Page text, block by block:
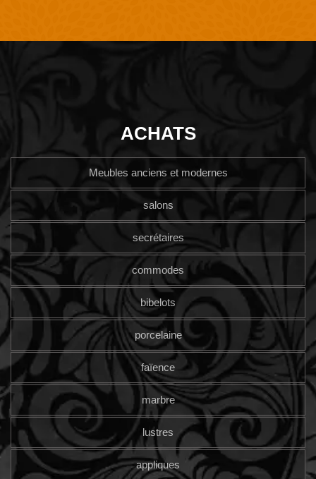
ACHATS
Meubles anciens et modernes
salons
secrétaires
commodes
bibelots
porcelaine
faïence
marbre
lustres
appliques